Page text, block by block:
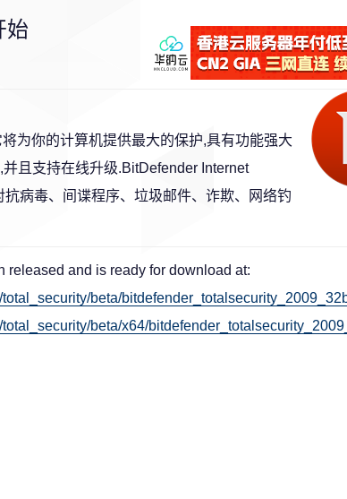
始
为你的计算机提供最大的保护,具有功能强大
且支持在线升级.BitDefender Internet
病毒、间谍程序、垃圾邮件、诈欺、网络钓
released and is ready for download at:
beta/
beta/x64/